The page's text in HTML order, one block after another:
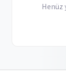
Henüz